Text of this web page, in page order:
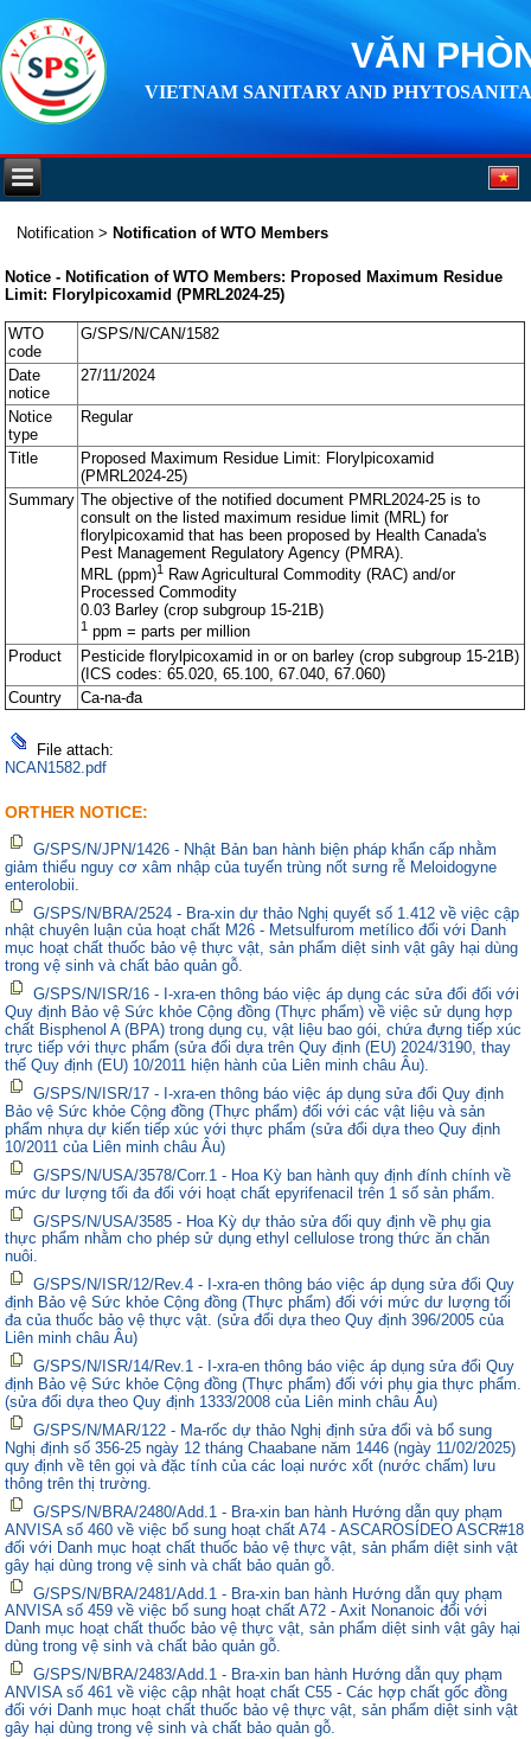
VĂN
VIETNAM SANITARY AND
Notification > Notification of WTO Members
Notice - Notification of WTO Members: Proposed Maximum Residue
Limit: Florylpicoxamid (PMRL2024-25)
WTO
code
G/SPS/N/CAN/1582
Date
notice
27/11/2024
Notice
type
Regular
Title
Proposed Maximum Residue Limit: Florylpicoxamid
(PMRL2024-25)
Summary The objective of the notified document PMRL2024-25 is to
consult on the listed maximum residue limit (MRL) for
florylpicoxamid that has been proposed by Health Canada's
Pest Management Regulatory Agency (PMRA).
MRL (ppm)1
Raw Agricultural Commodity (RAC) and/or
Processed Commodity
0.03 Barley (crop subgroup 15-21B)
1 ppm = parts per million
Product
Pesticide florylpicoxamid in or on barley (crop subgroup 15-21B)
(ICS codes: 65.020, 65.100, 67.040, 67.060)
Country
Ca-na-đa
File attach:
NCAN1582.pdf
ORTHER NOTICE:
G/SPS/N/JPN/1426 - Nhật Bản ban hành biện pháp khẩn cấp nhằm
giảm thiểu nguy cơ xâm nhập của tuyến trùng nốt sưng rễ Meloidogyne
enterolobii.
G/SPS/N/BRA/2524 - Bra-xin dự thảo Nghị quyết số 1.412 về việc cập
nhật chuyên luận của hoạt chất M26 - Metsulfurom metílico đối với Danh
mục hoạt chất thuốc bảo vệ thực vật, sản phẩm diệt sinh vật gây hại dùng
trong vệ sinh và chất bảo quản gỗ.
G/SPS/N/ISR/16 - I-xra-en thông báo việc áp dụng các sửa đổi đối với
Quy định Bảo vệ Sức khỏe Cộng đồng (Thực phẩm) về việc sử dụng hợp
chất Bisphenol A (BPA) trong dụng cụ, vật liệu bao gói, chứa đựng tiếp xúc
trực tiếp với thực phẩm (sửa đổi dựa trên Quy định (EU) 2024/3190, thay
thế Quy định (EU) 10/2011 hiện hành của Liên minh châu Âu).
G/SPS/N/ISR/17 - I-xra-en thông báo việc áp dụng sửa đổi Quy định
Bảo vệ Sức khỏe Cộng đồng (Thực phẩm) đối với các vật liệu và sản
phẩm nhựa dự kiến tiếp xúc với thực phẩm (sửa đổi dựa theo Quy định
10/2011 của Liên minh châu Âu)
G/SPS/N/USA/3578/Corr.1 - Hoa Kỳ ban hành quy định đính chính về
mức dư lượng tối đa đối với hoạt chất epyrifenacil trên 1 số sản phẩm.
G/SPS/N/USA/3585 - Hoa Kỳ dự thảo sửa đổi quy định về phụ gia
thực phẩm nhằm cho phép sử dụng ethyl cellulose trong thức ăn chăn
nuôi.
G/SPS/N/ISR/12/Rev.4 - I-xra-en thông báo việc áp dụng sửa đổi Quy
định Bảo vệ Sức khỏe Cộng đồng (Thực phẩm) đối với mức dư lượng tối
đa của thuốc bảo vệ thực vật. (sửa đổi dựa theo Quy định 396/2005 của
Liên minh châu Âu)
G/SPS/N/ISR/14/Rev.1 - I-xra-en thông báo việc áp dụng sửa đổi Quy
định Bảo vệ Sức khỏe Cộng đồng (Thực phẩm) đối với phụ gia thực phẩm.
(sửa đổi dựa theo Quy định 1333/2008 của Liên minh châu Âu)
G/SPS/N/MAR/122 - Ma-rốc dự thảo Nghị định sửa đổi và bổ sung
Nghị định số 356-25 ngày 12 tháng Chaabane năm 1446 (ngày 11/02/2025)
quy định về tên gọi và đặc tính của các loại nước xốt (nước chấm) lưu
thông trên thị trường.
G/SPS/N/BRA/2480/Add.1 - Bra-xin ban hành Hướng dẫn quy phạm
ANVISA số 460 về việc bổ sung hoạt chất A74 - ASCAROSÍDEO ASCR#18
đối với Danh mục hoạt chất thuốc bảo vệ thực vật, sản phẩm diệt sinh vật
gây hại dùng trong vệ sinh và chất bảo quản gỗ.
G/SPS/N/BRA/2481/Add.1 - Bra-xin ban hành Hướng dẫn quy phạm
ANVISA số 459 về việc bổ sung hoạt chất A72 - Axit Nonanoic đối với
Danh mục hoạt chất thuốc bảo vệ thực vật, sản phẩm diệt sinh vật gây hại
dùng trong vệ sinh và chất bảo quản gỗ.
G/SPS/N/BRA/2483/Add.1 - Bra-xin ban hành Hướng dẫn quy phạm
ANVISA số 461 về việc cập nhật hoạt chất C55 - Các hợp chất gốc đồng
đối với Danh mục hoạt chất thuốc bảo vệ thực vật, sản phẩm diệt sinh vật
gây hại dùng trong vệ sinh và chất bảo quản gỗ.